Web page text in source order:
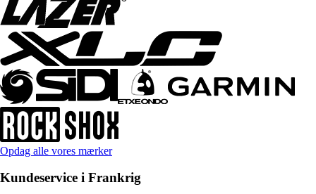
Opdag alle vores mærker
Kundeservice i Frankrig